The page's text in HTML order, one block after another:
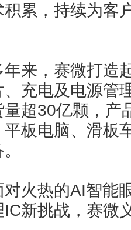
积累，持续为客
年来，赛微打造
、充电及电源管
量超30亿颗，产
平板电脑、滑板
对火热的AI智能
IC新挑战，赛微